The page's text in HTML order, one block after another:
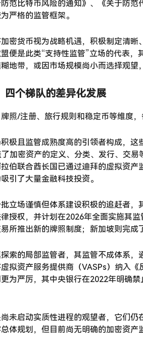
范比特币风险的通知》、《关于防
严格的监管框架。
密货币视为战略机遇，积极制定清
便是此类“支持性监管”立场的代表
地带，或因市场规模尚小而选择观
四个梯队的差异化发展
照/注册、旅行规则和稳定币等维度
极且监管成熟度高的引领者构成，
加密资产的定义、分类、发行、交
伯联合酋长国已通过迪拜的虚拟资
引了大量金融科技投资。
立场谨慎但体系建设积极的追赶者
授权，并计划在2026年全面实施其
所推出新的牌照制度；新加坡则完成
索的局部监管者，其监管不成体系
拟资产服务提供商（VASPs）纳入
为严厉，其中央银行在2022年明确
未启动实质性进程的观望者，它们
体规划，但目前尚无明确的加密资产